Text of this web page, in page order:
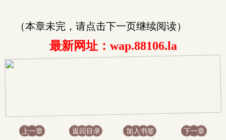
（本章未完，请点击下一页继续阅读）
最新网址：wap.88106.la
上一章 返回目录 加入书签 下一章